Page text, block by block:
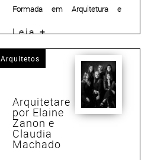
Formada em Arquitetura e
Urbanismo pela Universidade
graduação em Arquitetura de
Interiores na mesma instituição,
Andréa Posonski construiu uma
trajetória sólida ao longo de
34 anos de experiência em
projetos, sendo 24 deles à frente
Leia +
Arquitetos
Arquitetare
por Elaine
Zanon e
Claudia
Machado